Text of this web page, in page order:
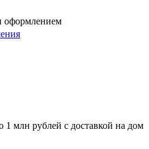
оформлением
1 млн рублей с доставкой на дом